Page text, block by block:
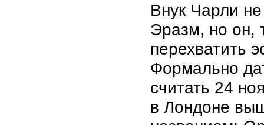
Внук Чарли
Эразм, но он,
перехватить
Формально
считать 24
в Лондоне